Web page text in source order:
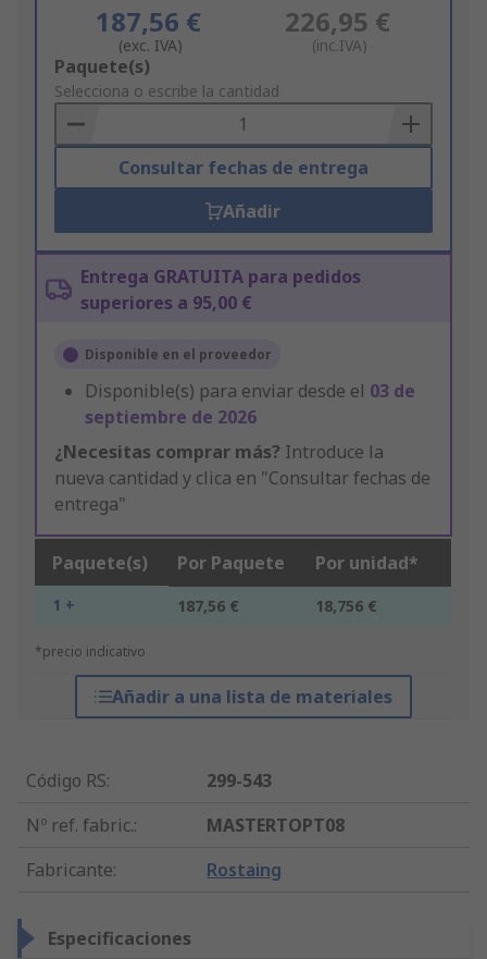
187,56 €
(exc. IVA)
226,95 €
(inc.IVA)
Add
to
Basket
Paquete(s)
Selecciona o escribe la cantidad
Consultar fechas de entrega
Añadir
Entrega GRATUITA para pedidos
superiores a 95,00 €
Disponible en el proveedor
Disponible(s) para enviar desde el 03 de
septiembre de 2026
¿Necesitas comprar más? Introduce la
nueva cantidad y clica en "Consultar fechas de
entrega"
Paquete(s) Por Paquete Por unidad*
1 + 187,56 € 18,756 €
*precio indicativo
Añadir a una lista de materiales
Código RS:
299-543
Nº ref. fabric.:
MASTERTOPT08
Fabricante: Rostaing
Especificaciones